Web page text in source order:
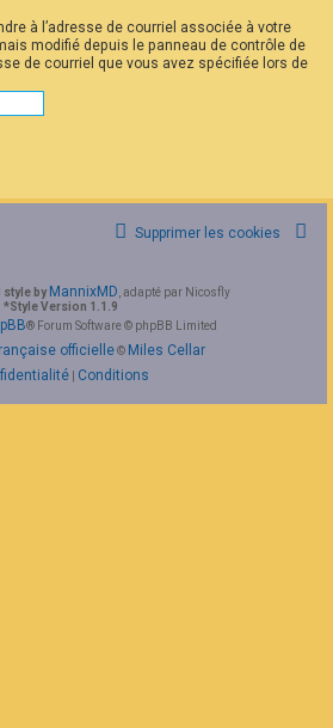
à l’adresse de courriel associée à votre
modifié depuis le panneau de contrôle de
de courriel que vous avez spécifiée lors de
Supprimer les cookies
style by MannixMD, adapté par Nicosfly
*Style Version 1.1.9
® Forum Software © phpBB Limited
officielle© Miles Cellar
| Conditions